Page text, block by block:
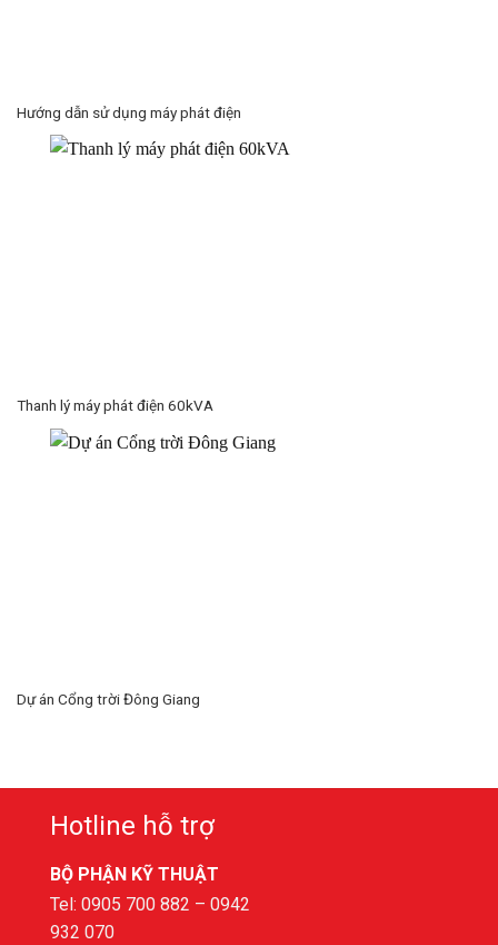
Hướng dẫn sử dụng máy phát điện
Thanh lý máy phát điện 60kVA
Dự án Cổng trời Đông Giang
Hotline hỗ trợ
BỘ PHẬN KỸ THUẬT
Tel: 0905 700 882 – 0942
932 070